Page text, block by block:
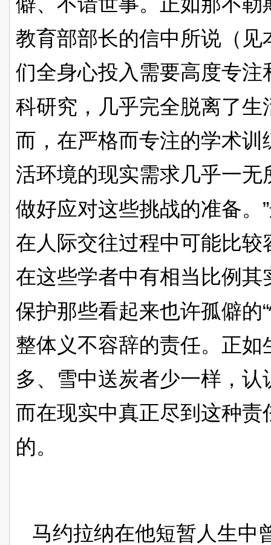
教育部部长的信中所说（见
们全身心投入需要高度专
科研究，几乎完全脱离了生
而，在严格而专注的学术
活环境的现实需求几乎一
做好应对这些挑战的准备。 ”
在人际交往过程中可能比
在这些学者中有相当比例
保护那些看起来也许孤僻的“
整体义不容辞的责任。正如
多、雪中送炭者少一样，
而在现实中真正尽到这种责
的。
马约拉纳在他短暂人生中